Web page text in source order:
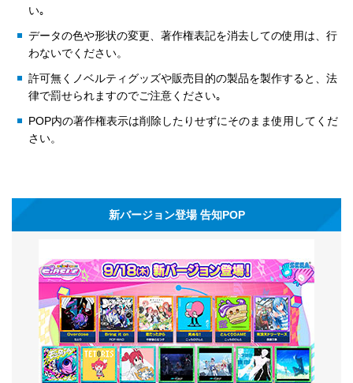
い｡
データの色や形状の変更、著作権表記を消去しての使用は、行
わないでください。
許可無くノベルティグッズや販売目的の製品を製作すると、法
律で罰せられますのでご注意ください｡
POP内の著作権表示は削除したりせずにそのまま使用してくだ
さい。
新バージョン登場 告知POP